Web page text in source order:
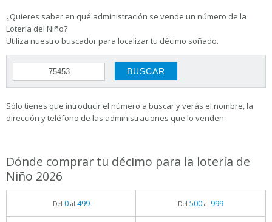
¿Quieres saber en qué administración se vende un número de la
Lotería del Niño?
Utiliza nuestro buscador para localizar tu décimo soñado.
Sólo tienes que introducir el número a buscar y verás el nombre, la
dirección y teléfono de las administraciones que lo venden.
Dónde comprar tu décimo para la lotería de
Niño 2026
Del 0al 499 Del 500al 999